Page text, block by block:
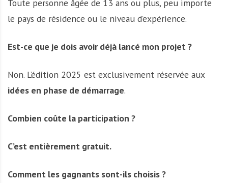
Toute personne âgée de 13 ans ou plus, peu importe
le pays de résidence ou le niveau d’expérience.
Est-ce que je dois avoir déjà lancé mon projet ?
Non. L’édition 2025 est exclusivement réservée aux
idées en phase de démarrage.
Combien coûte la participation ?
C’est entièrement gratuit.
Comment les gagnants sont-ils choisis ?